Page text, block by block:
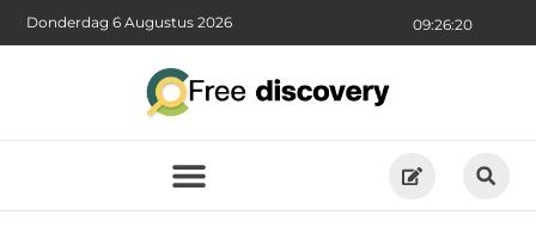
09:26:21
Donderdag 6 Augustus 2026